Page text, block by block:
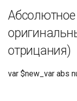
Для IPv6:
network_bits
1 до 128
Если
указан, будет
отрицания)
var $new_var abs